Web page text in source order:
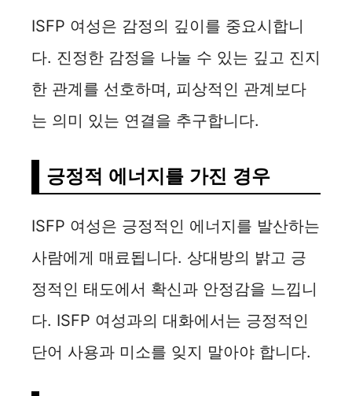
ISFP 여성은 감정의 깊이를 중요시합니
다. 진정한 감정을 나눌 수 있는 깊고 진지
한 관계를 선호하며, 피상적인 관계보다
는 의미 있는 연결을 추구합니다.
긍정적 에너지를 가진 경우
ISFP 여성은 긍정적인 에너지를 발산하는
사람에게 매료됩니다. 상대방의 밝고 긍
정적인 태도에서 확신과 안정감을 느낍니
다. ISFP 여성과의 대화에서는 긍정적인
단어 사용과 미소를 잊지 말아야 합니다.